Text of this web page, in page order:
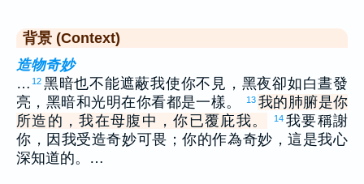
背景 (Context)
造物奇妙
… 12 黑暗也不能遮蔽我使你不見，黑夜卻如白晝發
亮，黑暗和光明在你看都是一樣。
13 我的肺腑是你
所造的，我在母腹中，你已覆庇我。
14 我要稱謝
你，因我受造奇妙可畏；你的作為奇妙，這是我心
深知道的。…